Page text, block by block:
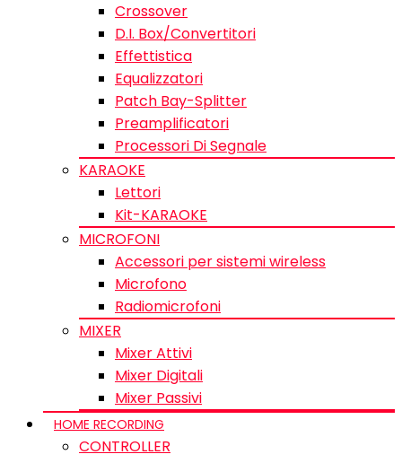
Crossover
D.I. Box/Convertitori
Effettistica
Equalizzatori
Patch Bay-Splitter
Preamplificatori
Processori Di Segnale
KARAOKE
Lettori
Kit-KARAOKE
MICROFONI
Accessori per sistemi wireless
Microfono
Radiomicrofoni
MIXER
Mixer Attivi
Mixer Digitali
Mixer Passivi
HOME RECORDING
CONTROLLER